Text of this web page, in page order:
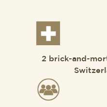
2 brick-and-